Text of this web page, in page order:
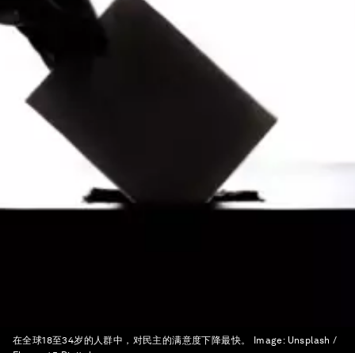
在全球18至34岁的人群中，对民主的满意度下降最快。 Image: Unsplash /